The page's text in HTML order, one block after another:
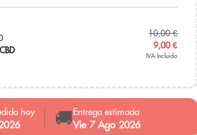
10,00€
9,00€
IVA Incluido
hoy 🚚Entrega estimada
Vie 7 Ago 2026